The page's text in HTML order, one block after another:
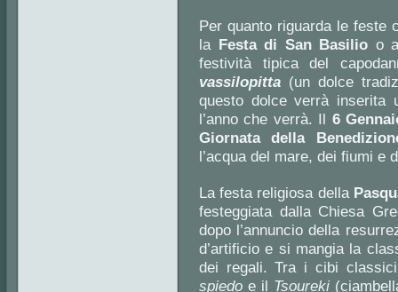
Per quanto riguarda le feste
la Festa di San Basilio o
festività tipica del
vassilopitta (un dolce
questo dolce verrà inserita
l’anno che verrà. Il 6
Giornata della
l’acqua del mare, dei fiumi e
La festa religiosa della
festeggiata dalla Chiesa
dopo l’annuncio della
d’artificio e si mangia la
dei regali. Tra i cibi
spiedo e il Tsoureki